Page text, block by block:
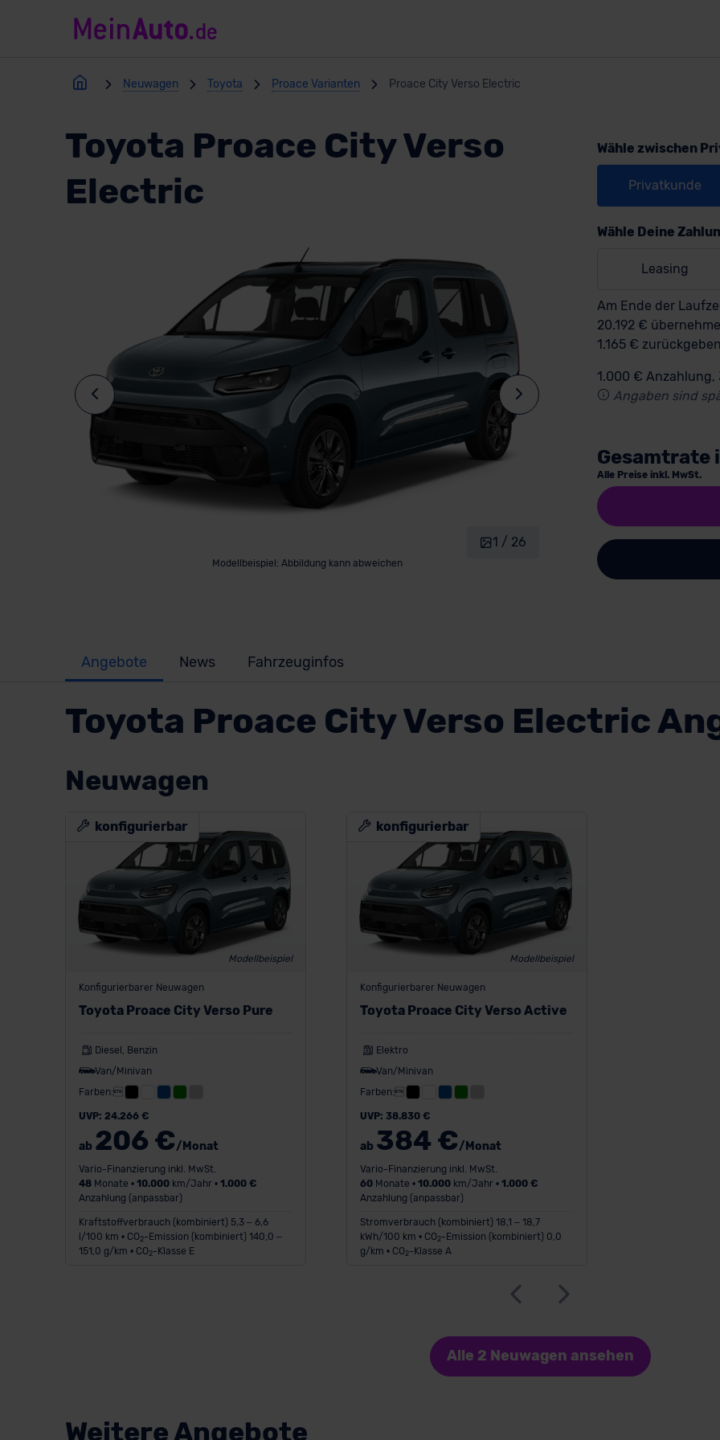
Neuwagen Toyota Proace Varianten Proace City Verso Electric
Toyota Proace City Verso
Electric
Modellbeispiel: Abbildung kann abweichen
1 / 26
Wähle zwischen
Privatkunde
Wähle Deine
Leasing
Am Ende der
20.192 €
1.165 €
1.000 €
Angaben sind
Gesamtrate
Alle Preise inkl. MwSt.
Angebote News Fahrzeuginfos
Toyota Proace City Verso Electric
Neuwagen
Modellbeispiel
konfigurierbar
Konfigurierbarer Neuwagen
Toyota Proace City Verso Pure
Diesel, Benzin
Van/Minivan
Farben:
UVP: 24.266 €
ab 206 €/Monat
Vario-Finanzierung inkl. MwSt.
48Monate • 10.000km/Jahr • 1.000 €
Anzahlung (anpassbar)
Kraftstoffverbrauch (kombiniert) 5,3 – 6,6
l/100 km • CO2-Emission (kombiniert) 140,0 –
151,0 g/km • CO2-Klasse E
Modellbeispiel
konfigurierbar
Konfigurierbarer Neuwagen
Toyota Proace City Verso Active
Elektro
Van/Minivan
Farben:
UVP: 38.830 €
ab 384 €/Monat
Vario-Finanzierung inkl. MwSt.
60Monate • 10.000km/Jahr • 1.000 €
Anzahlung (anpassbar)
Stromverbrauch (kombiniert) 18,1 – 18,7
kWh/100 km • CO2-Emission (kombiniert) 0,0
g/km • CO2-Klasse A
Alle 2 Neuwagen ansehen
Weitere Angebote